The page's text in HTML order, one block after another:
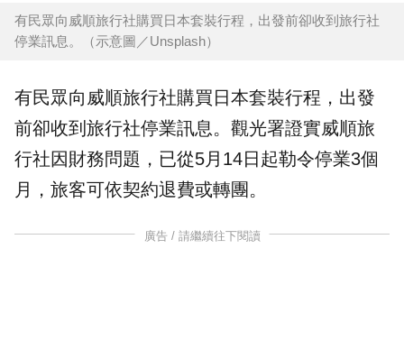
有民眾向威順旅行社購買日本套裝行程，出發前卻收到旅行社
停業訊息。（示意圖／Unsplash）
有民眾向威順旅行社購買 日本套裝行程，出發
前卻收到旅行社停業訊息。 觀光署證實威順旅
行社因財務問題，已從5月14日起勒令停業3個
月， 旅客可依契約退費或轉團。
廣告 / 請繼續往下閱讀